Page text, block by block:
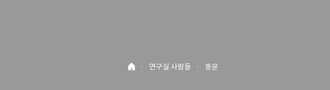
· 연구실 사람들 · 동문